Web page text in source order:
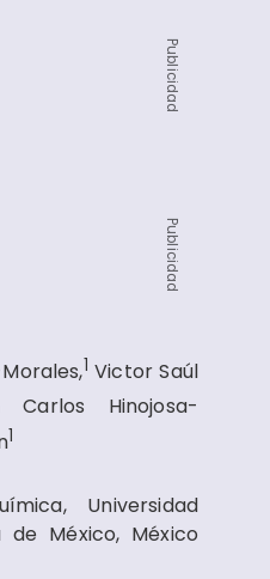
Publicidad
Publicidad
1 Victor Saúl
Carlos Hinojosa-
1
Universidad
de México, México